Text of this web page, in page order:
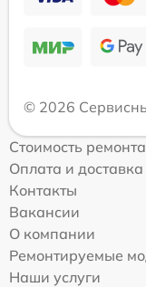
© 2026
Стоимость ремонта
Оплата и доставка
Контакты
Вакансии
О компании
Ремонтируемые
Наши услуги